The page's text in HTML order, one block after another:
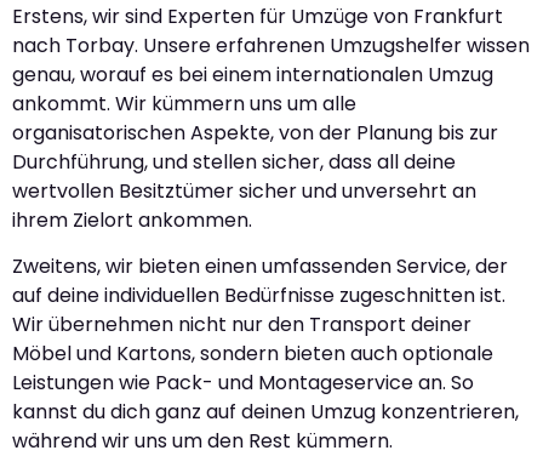
Erstens, wir sind Experten für Umzüge von Frankfurt
nach Torbay. Unsere erfahrenen Umzugshelfer wissen
genau, worauf es bei einem internationalen Umzug
ankommt. Wir kümmern uns um alle
organisatorischen Aspekte, von der Planung bis zur
Durchführung, und stellen sicher, dass all deine
wertvollen Besitztümer sicher und unversehrt an
ihrem Zielort ankommen.
Zweitens, wir bieten einen umfassenden Service, der
auf deine individuellen Bedürfnisse zugeschnitten ist.
Wir übernehmen nicht nur den Transport deiner
Möbel und Kartons, sondern bieten auch optionale
Leistungen wie Pack- und Montageservice an. So
kannst du dich ganz auf deinen Umzug konzentrieren,
während wir uns um den Rest kümmern.